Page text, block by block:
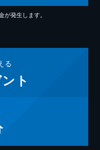
発生します。
る
ト